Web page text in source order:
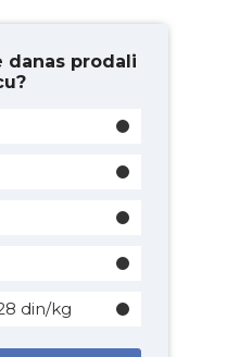
danas prodali
din/kg